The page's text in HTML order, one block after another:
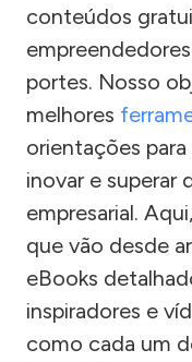
conteúdos
portes. Nosso
melhores
orientações
inovar e superar
empresarial.
que vão desde
eBooks
inspiradores e
como cada um